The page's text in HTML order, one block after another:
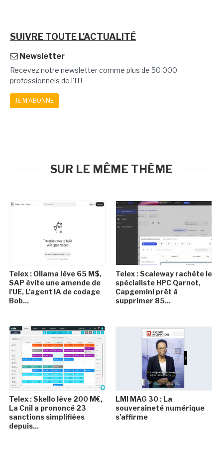
SUIVRE TOUTE L'ACTUALITÉ
Newsletter
Recevez notre newsletter comme plus de 50 000
professionnels de l'IT!
JE M'ABONNE
SUR LE MÊME THÈME
Telex : Ollama lève 65 M$,
SAP évite une amende de
l'UE, L'agent IA de codage
Bob...
Telex : Scaleway rachète le
spécialiste HPC Qarnot,
Capgemini prêt à
supprimer 85...
Telex : Skello lève 200 M€,
La Cnil a prononcé 23
sanctions simplifiées
depuis...
LMI MAG 30 : La
souveraineté numérique
s'affirme